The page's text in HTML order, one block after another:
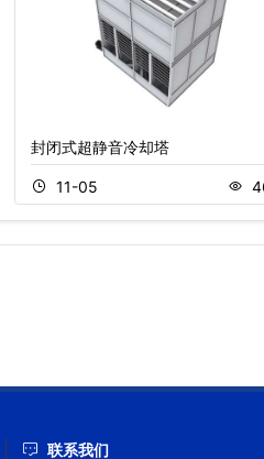
封闭式超静音冷却塔
11-05
联系我们